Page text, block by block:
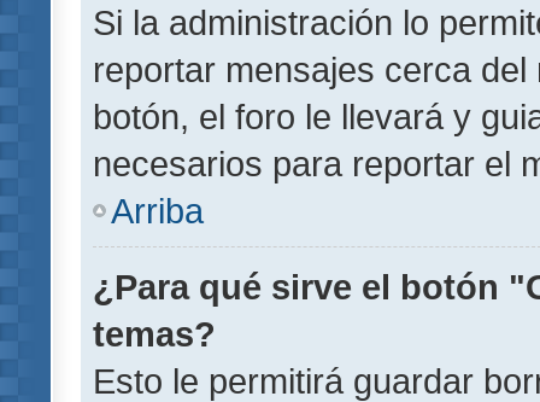
Si la administración lo
reportar mensajes cerca
botón, el foro le llevará y
necesarios para reportar el
Arriba
¿Para qué sirve el botón
temas?
Esto le permitirá guardar